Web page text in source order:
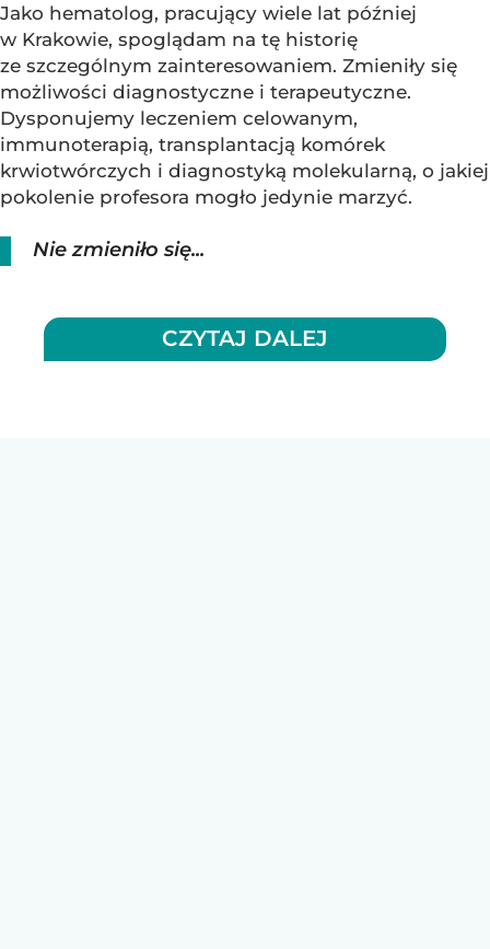
Jako hematolog, pracujący wiele lat później
w Krakowie, spoglądam na tę historię
ze szczególnym zainteresowaniem. Zmieniły się
możliwości diagnostyczne i terapeutyczne.
Dysponujemy leczeniem celowanym,
immunoterapią, transplantacją komórek
krwiotwórczych i diagnostyką molekularną, o jakiej
pokolenie profesora mogło jedynie marzyć.
Nie zmieniło się...
CZYTAJ DALEJ